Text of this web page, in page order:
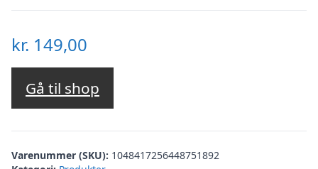
kr. 149,00
Gå til shop
Varenummer (SKU): 1048417256448751892